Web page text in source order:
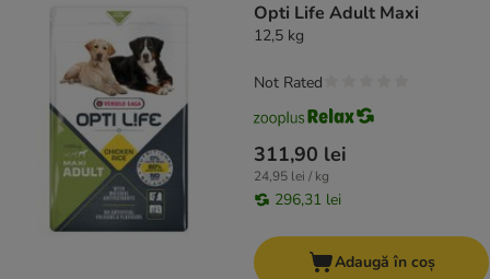
Opti Life Adult Maxi
12,5 kg
311,90 lei
24,95 lei / kg
296,31 lei
Not Rated
Adaugă în coș